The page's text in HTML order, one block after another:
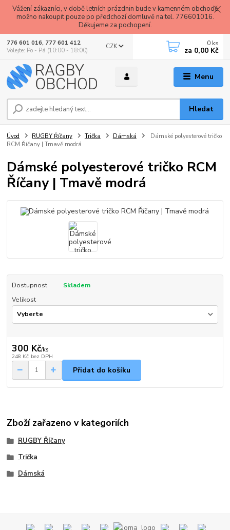
Vážení zákazníci, v době letních prázdnin bude v kamenném obchodě
možno nakoupit pouze po předchozí domluvě na tel. 776601016.
Děkujeme za pochopení.
Menu
CZK
Hledat
776 601 016, 777 601 412
Volejte: Po - Pá (10:00 - 18:00)
0 ks
za 0,00 Kč
Úvod RUGBY Říčany Trička Dámská
Dámské polyesterové tričko
RCM Říčany | Tmavě modrá
Dámské polyesterové tričko RCM
Říčany | Tmavě modrá
Dostupnost
Skladem
Velikost
300 Kč/ks
248 Kč bez DPH
Přidat do košíku
Zboží zařazeno v kategoriích
RUGBY Říčany
Trička
Dámská